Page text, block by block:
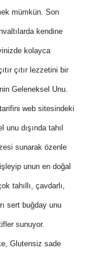
mümkün. Son
kendine
kolayca
çıtır lezzetini bir
Geleneksel Unu.
web sitesindeki
dışında tahıl
sunarak özenle
unun en doğal
tahıllı, çavdarlı,
sert buğday unu
sunuyor.
, Glutensiz sade